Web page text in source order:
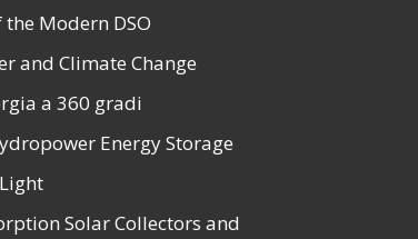
the Modern DSO
and Climate Change
a 360 gradi
Energy Storage
Solar Collectors and